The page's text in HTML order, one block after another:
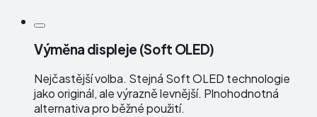
Výměna displeje (Soft OLED)
Nejčastější volba. Stejná Soft OLED technologie
jako originál, ale výrazně levnější. Plnohodnotná
alternativa pro běžné použití.